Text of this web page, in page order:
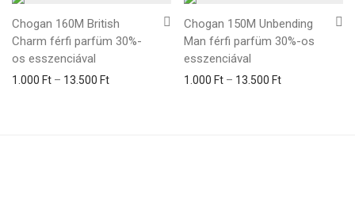
Chogan 160M British
Charm férfi parfüm 30%-
os esszenciával
1.000 Ft – 13.500 Ft
Chogan 150M Unbending
Man férfi parfüm 30%-os
esszenciával
1.000 Ft – 13.500 Ft